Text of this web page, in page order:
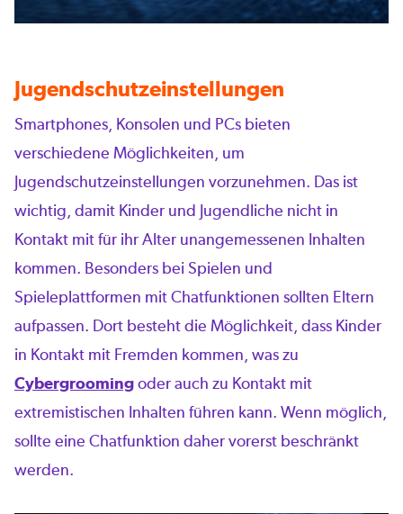
Jugendschutzeinstellungen
Smartphones, Konsolen und PCs bieten
verschiedene Möglichkeiten, um
Jugendschutzeinstellungen vorzunehmen. Das ist
wichtig, damit Kinder und Jugendliche nicht in
Kontakt mit für ihr Alter unangemessenen Inhalten
kommen. Besonders bei Spielen und
Spieleplattformen mit Chatfunktionen sollten Eltern
aufpassen. Dort besteht die Möglichkeit, dass Kinder
in Kontakt mit Fremden kommen, was zu
Cybergroomingoder auch zu Kontakt mit
extremistischen Inhalten führen kann. Wenn möglich,
sollte eine Chatfunktion daher vorerst beschränkt
werden.